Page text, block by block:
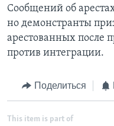
Сообщений об
но демонстранты
арестованных после
против интеграции.
Поделиться
This item is part of